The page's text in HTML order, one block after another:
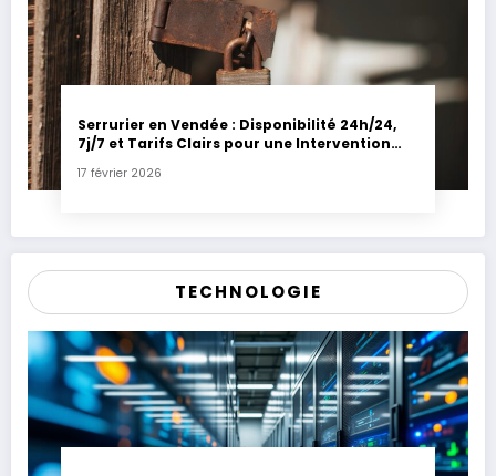
Serrurier en Vendée : Disponibilité 24h/24,
7j/7 et Tarifs Clairs pour une Intervention
17 février 2026
TECHNOLOGIE